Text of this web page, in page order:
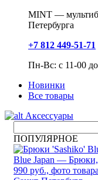
MINT —
Петербурга
+7 812 449-51-71
Пн-Вс: с 11-00
Новинки
Все товары
Аксессуары
ПОПУЛЯРНОЕ